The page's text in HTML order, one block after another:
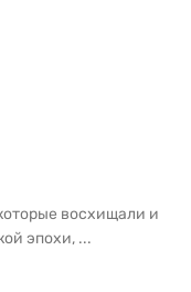
восхищали и
эпохи, ...